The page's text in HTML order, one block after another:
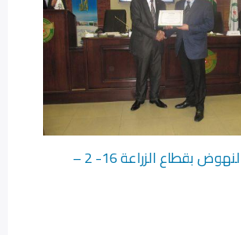
ورشة عمل النهوض بقطاع الزراعة 16- 2 –